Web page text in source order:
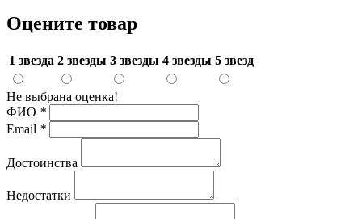
Оцените товар
1 звезда 2 звезды 3 звезды 4 звезды 5 звезд
Не выбрана оценка!
ФИО *
Email *
Достоинства
Недостатки